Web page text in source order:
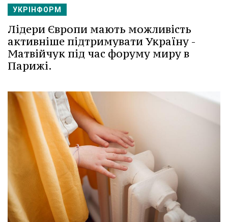
УКРІНФОРМ
Лідери Європи мають можливість
активніше підтримувати Україну -
Матвійчук під час форуму миру в
Парижі.